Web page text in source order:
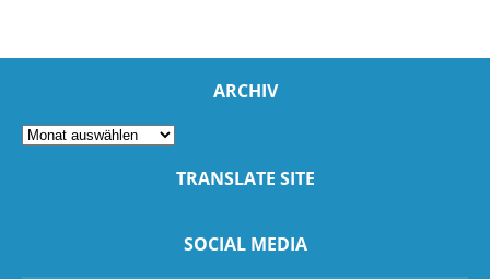
ARCHIV
TRANSLATE SITE
SOCIAL MEDIA